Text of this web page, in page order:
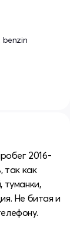
benzin
2016-
так как
туманки,
Не битая и